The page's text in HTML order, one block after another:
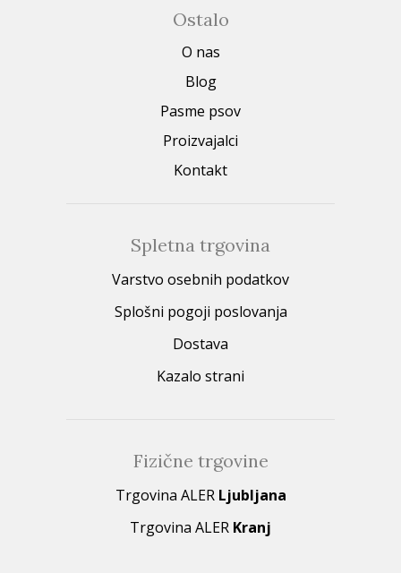
Ostalo
O nas
Blog
Pasme psov
Proizvajalci
Kontakt
Spletna trgovina
Varstvo osebnih podatkov
Splošni pogoji poslovanja
Dostava
Kazalo strani
Fizične trgovine
Trgovina ALER Ljubljana
Trgovina ALER Kranj